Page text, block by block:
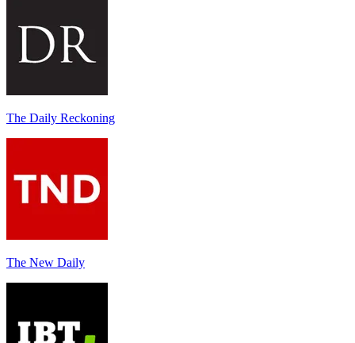
The Daily Reckoning
The New Daily